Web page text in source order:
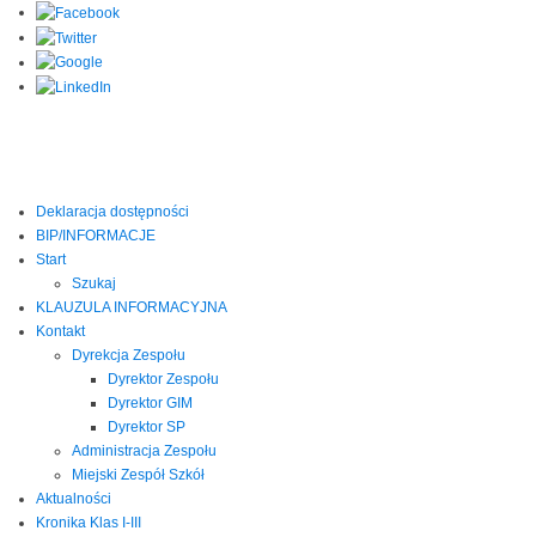
Deklaracja dostępności
BIP/INFORMACJE
Start
Szukaj
KLAUZULA INFORMACYJNA
Kontakt
Dyrekcja Zespołu
Dyrektor Zespołu
Dyrektor GIM
Dyrektor SP
Administracja Zespołu
Miejski Zespół Szkół
Aktualności
Kronika Klas I-III